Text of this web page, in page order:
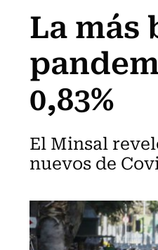
La más
0,83%
El Minsal
nuevos de